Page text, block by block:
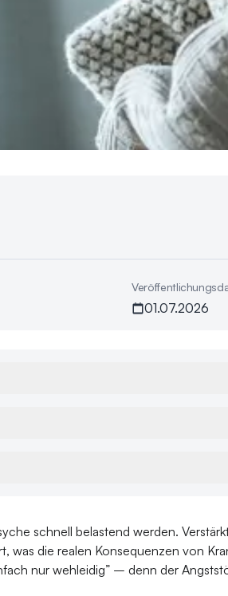
01.07.2026
schnell belastend werden.
was die realen Konsequenzen von
nur wehleidig” – denn der